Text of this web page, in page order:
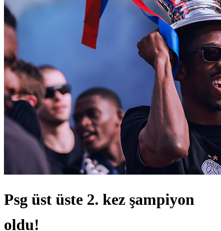
Psg üst üste 2. kez şampiyon
oldu!